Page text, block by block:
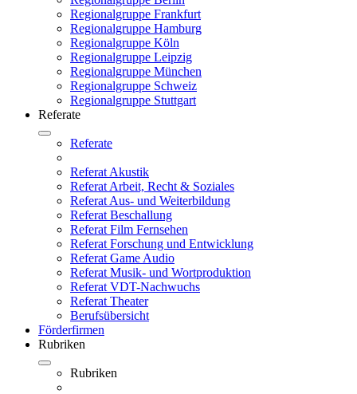
Regionalgruppe Frankfurt
Regionalgruppe Hamburg
Regionalgruppe Köln
Regionalgruppe Leipzig
Regionalgruppe München
Regionalgruppe Schweiz
Regionalgruppe Stuttgart
Referate
Referate
Referat Akustik
Referat Arbeit, Recht & Soziales
Referat Aus- und Weiterbildung
Referat Beschallung
Referat Film Fernsehen
Referat Forschung und Entwicklung
Referat Game Audio
Referat Musik- und Wortproduktion
Referat VDT-Nachwuchs
Referat Theater
Berufsübersicht
Förderfirmen
Rubriken
Rubriken